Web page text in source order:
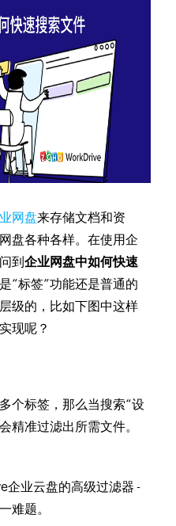
网盘来存储文档和资
盘各种各样。在使用企
到企业网盘中如何快速
“标签”功能还是普通的
级的，比如下图中这样
现呢？
个标签，那么当搜索“设
精准过滤出所需文件。
企业云盘的高级过滤器 -
难题。